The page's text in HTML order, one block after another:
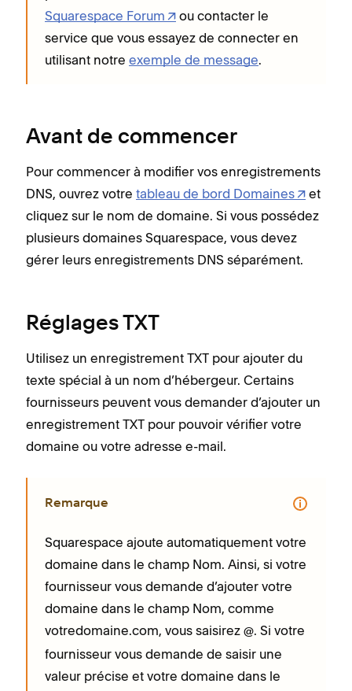
Squarespace Forum
ou contacter le
service que vous essayez de connecter en
utilisant notre exemple de message.
Avant de commencer
Pour commencer à modifier vos enregistrements
DNS, ouvrez votre tableau de bord Domaines
et
cliquez sur le nom de domaine. Si vous possédez
plusieurs domaines Squarespace, vous devez
gérer leurs enregistrements DNS séparément.
Réglages TXT
Utilisez un enregistrement TXT pour ajouter du
texte spécial à un nom d’hébergeur. Certains
fournisseurs peuvent vous demander d’ajouter un
enregistrement TXT pour pouvoir vérifier votre
domaine ou votre adresse e-mail.
Remarque
Squarespace ajoute automatiquement votre
domaine dans le champ Nom. Ainsi, si votre
fournisseur vous demande d’ajouter votre
domaine dans le champ Nom, comme
votredomaine.com, vous saisirez @. Si votre
fournisseur vous demande de saisir une
valeur précise et votre domaine dans le